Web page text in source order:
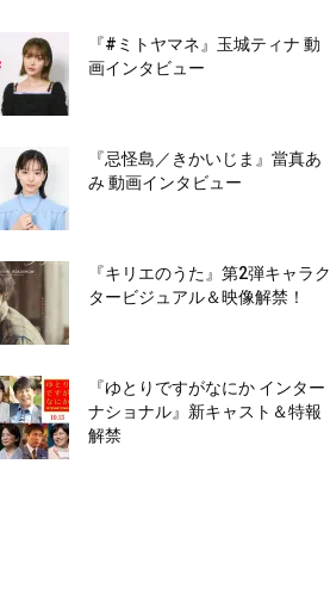
『#ミトヤマネ』玉城ティナ 動
画インタビュー
『忌怪島／きかいじま』當真あ
み 動画インタビュー
『キリエのうた』第2弾キャラク
タービジュアル＆映像解禁！
『ゆとりですがなにか インター
ナショナル』新キャスト＆特報
解禁